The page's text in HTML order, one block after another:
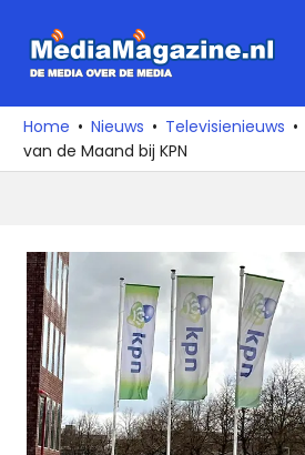
naar
media
over
de
Home Nieuws Televisienieuws
van de Maand bij KPN